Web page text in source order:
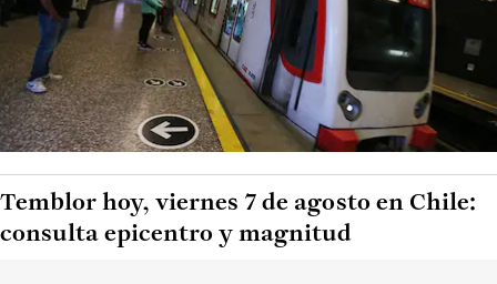
Temblor hoy, viernes 7 de agosto en Chile:
consulta epicentro y magnitud